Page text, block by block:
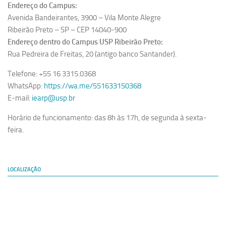
Endereço do Campus:
Avenida Bandeirantes, 3900 – Vila Monte Alegre
Ribeirão Preto – SP – CEP 14040-900
Endereço dentro do Campus USP Ribeirão Preto:
Rua Pedreira de Freitas, 20 (antigo banco Santander).
Telefone: +55 16 3315.0368
WhatsApp: https://wa.me/551633150368
E-mail: iearp@usp.br
Horário de funcionamento: das 8h às 17h, de segunda à sexta-
feira.
LOCALIZAÇÃO